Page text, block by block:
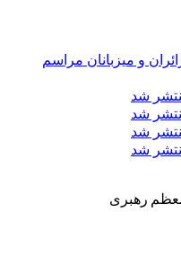
و میزبانان مراسم
شد
شد
شد
شد
معظم رهبری